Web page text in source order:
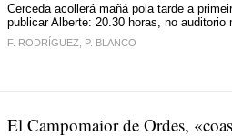
Cerceda acollerá mañá pola tarde a
publicar Alberte: 20.30 horas, no auditorio
F. RODRÍGUEZ, P. BLANCO
El Campomaior de Ordes,